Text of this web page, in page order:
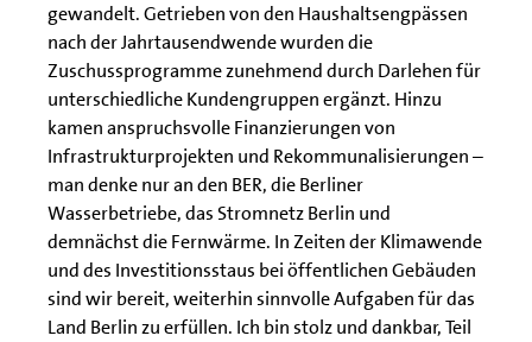
gewandelt. Getrieben von den Haushaltsengpässen
nach der Jahrtausendwende wurden die
Zuschussprogramme zunehmend durch Darlehen für
unterschiedliche Kundengruppen ergänzt. Hinzu
kamen anspruchsvolle Finanzierungen von
Infrastrukturprojekten und Rekommunalisierungen –
man denke nur an den BER, die Berliner
Wasserbetriebe, das Stromnetz Berlin und
demnächst die Fernwärme. In Zeiten der Klimawende
und des Investitionsstaus bei öffentlichen Gebäuden
sind wir bereit, weiterhin sinnvolle Aufgaben für das
Land Berlin zu erfüllen. Ich bin stolz und dankbar, Teil